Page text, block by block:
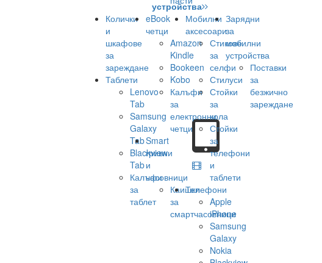
устройства
Колички
и
шкафове
за
зареждане
Таблети
Lenovo
Tab
Samsung
Galaxy
Tab
Blackview
Tab
Калъфи
за
таблет
eBook
четци
Amazon
Kindle
Bookeen
Kobo
Калъфи
за
електронни
четци
Smart
гривни
и
часовници
Каишки
за
смартчасовници
Мобилни
аксесоари
Стикове
за
селфи
Стилуси
Стойки
за
кола
Стойки
за
телефони
и
таблети
Телефони
Apple
iPhone
Samsung
Galaxy
Nokia
Зарядни
за
мобилни
устройства
Поставки
за
безжично
зареждане